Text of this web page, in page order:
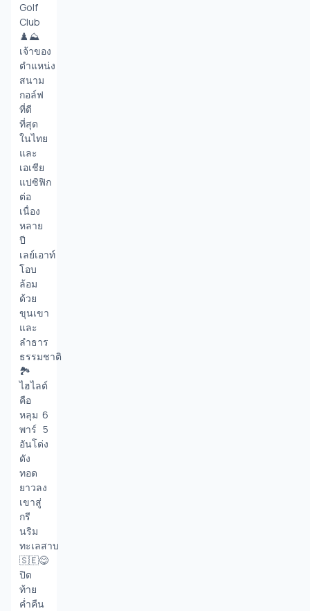
Golf
Club
♟️⛰️
เจ้าของ
ตำแหน่ง
สนาม
กอล์ฟ
ที่ดี
ที่สุด
ในไทย
และ
เอเชีย
แปซิฟิก
ต่อ
เนื่อง
หลาย
ปี
เลย์เอาท์
โอบ
ล้อม
ด้วย
ขุนเขา
และ
ลำธาร
ธรรมชาติ
🏞️
ไฮไลต์
คือ
หลุม 6
พาร์ 5
อันโด่ง
ดัง
ทอด
ยาวลง
เขาสู่
กรี
นริม
ทะเลสาบ
🇸🇪😋
ปิด
ท้าย
ค่ำคืน